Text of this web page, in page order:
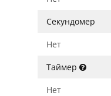
Секундомер
Нет
Таймер
Нет